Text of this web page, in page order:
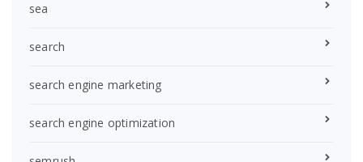
sea
search
search engine marketing
search engine optimization